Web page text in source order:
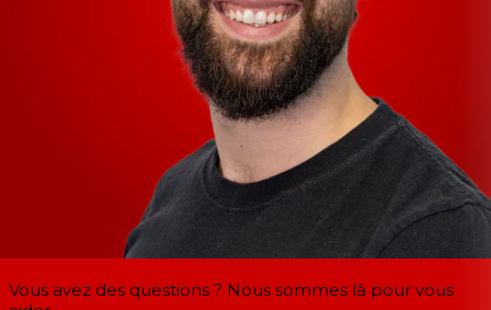
Vous avez des questions ? Nous sommes là pour vous